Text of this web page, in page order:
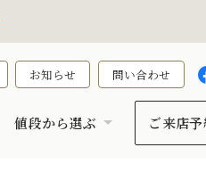
お知らせ 問い合わせ
値段から選ぶ ご来店予